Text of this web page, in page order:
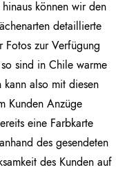
können wir den
detaillierte
Fotos zur Verfügung
sind in Chile warme
also mit diesen
Kunden Anzüge
eine Farbkarte
des gesendeten
des Kunden auf